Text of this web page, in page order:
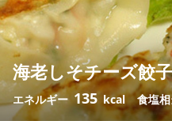
海老しそチーズ餃子
エネルギー 135 kcal 食塩